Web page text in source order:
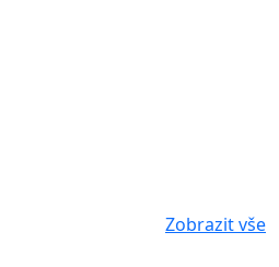
Zobrazit vše